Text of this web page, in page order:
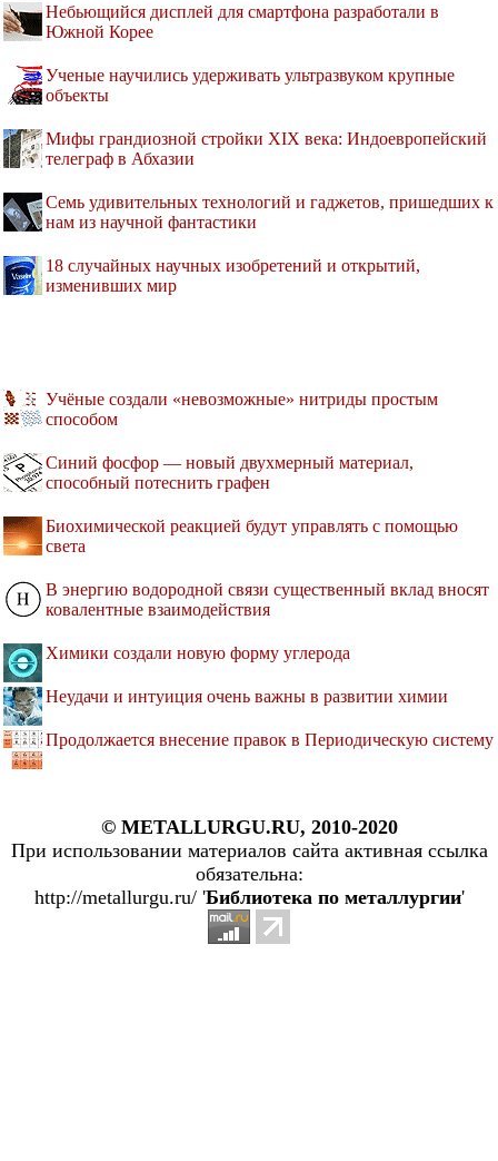
Небьющийся дисплей для смартфона разработали в
Южной Корее
Ученые научились удерживать ультразвуком крупные
объекты
Мифы грандиозной стройки XIX века: Индоевропейский
телеграф в Абхазии
Семь удивительных технологий и гаджетов, пришедших к
нам из научной фантастики
18 случайных научных изобретений и открытий,
изменивших мир
Учёные создали «невозможные» нитриды простым
способом
Синий фосфор — новый двухмерный материал,
способный потеснить графен
Биохимической реакцией будут управлять с помощью
света
В энергию водородной связи существенный вклад вносят
ковалентные взаимодействия
Химики создали новую форму углерода
Неудачи и интуиция очень важны в развитии химии
Продолжается внесение правок в Периодическую систему
© METALLURGU.RU, 2010-2020
При использовании материалов сайта активная ссылка
обязательна:
http://metallurgu.ru/ 'Библиотека по металлургии'